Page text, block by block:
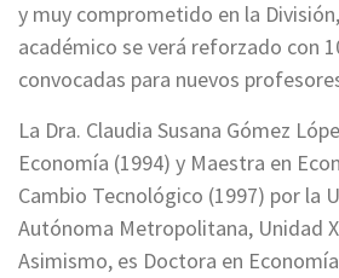
y muy comprometido en la
académico se verá reforzado con
convocadas para nuevos
La Dra. Claudia Susana Gómez
Economía (1994) y Maestra en
Cambio Tecnológico (1997) por la
Autónoma Metropolitana, Unidad
Asimismo, es Doctora en